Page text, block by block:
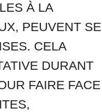
À LA
PEUVENT SE
CELA
DURANT
FAIRE FACE